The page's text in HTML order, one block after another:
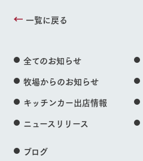
一覧に戻る
全てのお知らせ
牧場からのお知らせ
キッチンカー出店情報
ニュースリリース
ブログ